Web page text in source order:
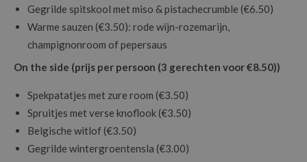
Gegrilde spitskool met miso & pistachecrumble (€6.50)
Warme sauzen (€3.50): rode wijn-rozemarijn,
champignonroom of pepersaus
On the side (prijs per persoon (3 gerechten voor €8.50))
Spekpatatjes met zure room (€3.50)
Spruitjes met verse knoflook (€3.50)
Belgische witlof (€3.50)
Gegrilde wintergroentensla (€3.00)